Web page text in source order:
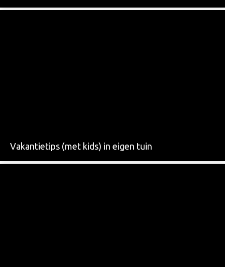
Vakantietips (met kids) in eigen tuin